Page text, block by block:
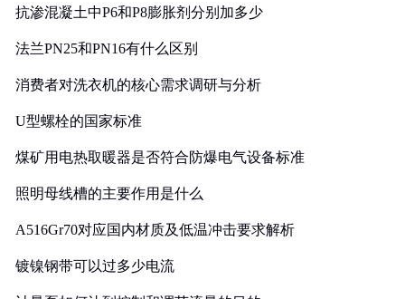
抗渗混凝土中P6和P8膨胀剂分别加多少
法兰PN25和PN16有什么区别
消费者对洗衣机的核心需求调研与分析
U型螺栓的国家标准
煤矿用电热取暖器是否符合防爆电气设备标准
照明母线槽的主要作用是什么
A516Gr70对应国内材质及低温冲击要求解析
镀镍钢带可以过多少电流